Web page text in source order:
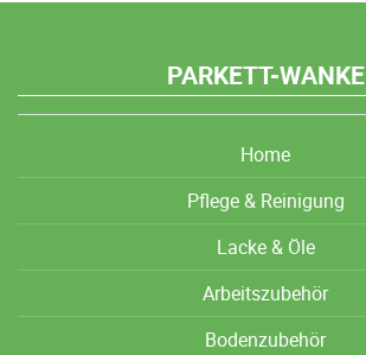
PARKETT-WANKE
Home
Pflege & Reinigung
Lacke & Öle
Arbeitszubehör
Bodenzubehör